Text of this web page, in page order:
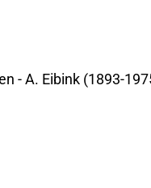
- A. Eibink (1893-